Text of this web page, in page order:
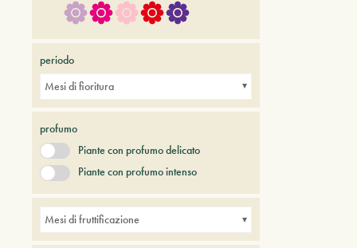
periodo
Mesi di fioritura
profumo
Piante con profumo delicato
Piante con profumo intenso
Mesi di fruttificazione